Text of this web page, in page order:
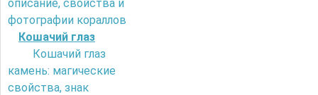
описание, свойства и
фотографии кораллов
Кошачий глаз
Кошачий глаз
камень: магические
свойства, знак